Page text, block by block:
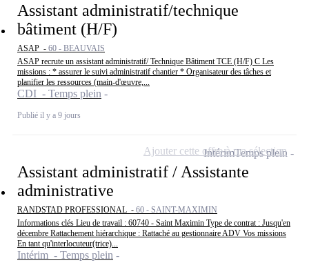
Assistant administratif/technique
bâtiment (H/F)
ASAP - 60 - BEAUVAIS
ASAP recrute un assistant administratif/ Technique Bâtiment TCE (H/F) C Les
missions : * assurer le suivi administratif chantier * Organisateur des tâches et
planifier les ressources (main-d'œuvre,...
CDI - Temps plein
Publié il y a 9 jours
Assistant administratif / Assistante
administrative
RANDSTAD PROFESSIONAL - 60 - SAINT-MAXIMIN
Informations clés Lieu de travail : 60740 - Saint Maximin Type de contrat : Jusqu'en
décembre Rattachement hiérarchique : Rattaché au gestionnaire ADV Vos missions
En tant qu'interlocuteur(trice)...
Intérim - Temps plein
IntérimTemps plein
Ajouter cette offre à ma sélection